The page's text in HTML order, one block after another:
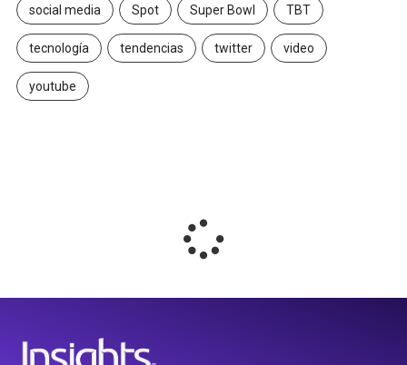
social media Spot Super Bowl TBT
tecnología tendencias twitter video
youtube